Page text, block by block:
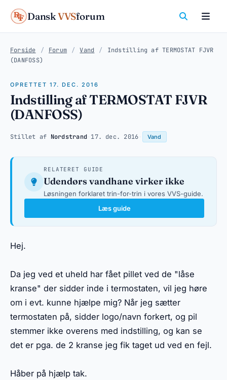
DanskVVSforum
Forside / Forum / Vand /
Indstilling af TERMOSTAT FJVR
(DANFOSS)
OPRETTET 17. DEC. 2016
Indstilling af TERMOSTAT FJVR
(DANFOSS)
Stillet af Nordstrand 17. dec. 2016 Vand
RELATERET GUIDE
Udendørs vandhane virker ikke
Løsningen forklaret trin-for-trin i vores VVS-guide.
Læs guide
Hej.
Da jeg ved et uheld har fået pillet ved de "låse
kranse" der sidder inde i termostaten, vil jeg høre
om i evt. kunne hjælpe mig? Når jeg sætter
termostaten på, sidder logo/navn forkert, og pil
stemmer ikke overens med indstilling, og kan se
det er pga. de 2 kranse jeg fik taget ud ved en fejl.
Håber på hjælp tak.